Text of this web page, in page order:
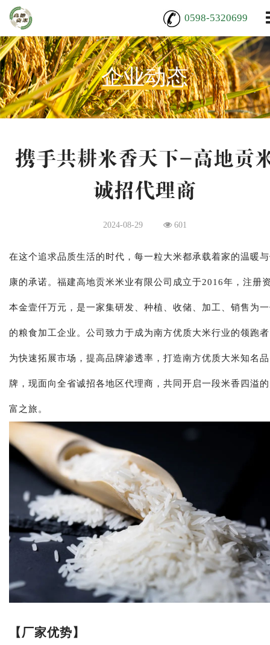
0598-5320699
企业动态
携手共耕米香天下-高地贡
诚招代理商
2024-08-29 601
在这个追求品质生活的时代，每一粒大米都承载着家的温暖
康的承诺。福建高地贡米米业有限公司成立于2016年，注册
本金壹仟万元，是一家集研发、种植、收储、加工、销售为
的粮食加工企业。公司致力于成为南方优质大米行业的领跑
为快速拓展市场，提高品牌渗透率，打造南方优质大米知名品
牌，现面向全省诚招各地区代理商，共同开启一段米香四溢
富之旅。
【厂家优势】